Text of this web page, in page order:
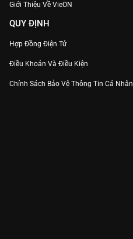
Giới Thiệu Về VieON
QUY ĐỊNH
Hợp Đồng Điện Tử
Điều Khoản Và Điều Kiện
Chính Sách Bảo Vệ Thông Tin Cá Nhân